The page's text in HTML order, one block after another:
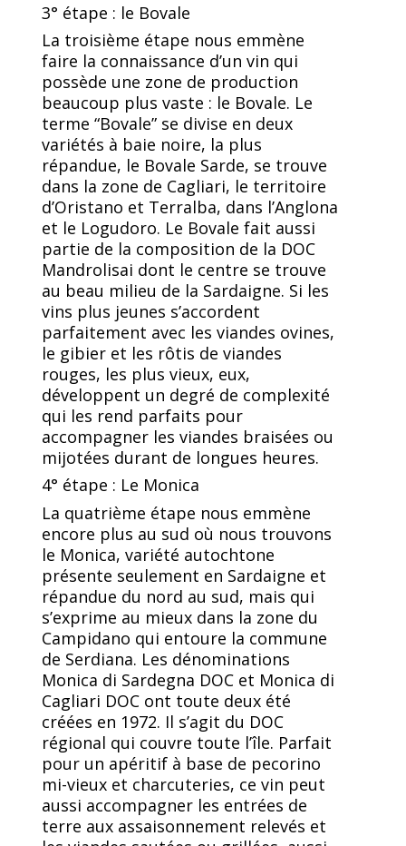
3° étape : le Bovale
La troisième étape nous emmène
faire la connaissance d’un vin qui
possède une zone de production
beaucoup plus vaste : le Bovale. Le
terme “Bovale” se divise en deux
variétés à baie noire, la plus
répandue, le Bovale Sarde, se trouve
dans la zone de Cagliari, le territoire
d’Oristano et Terralba, dans l’Anglona
et le Logudoro. Le Bovale fait aussi
partie de la composition de la DOC
Mandrolisai dont le centre se trouve
au beau milieu de la Sardaigne. Si les
vins plus jeunes s’accordent
parfaitement avec les viandes ovines,
le gibier et les rôtis de viandes
rouges, les plus vieux, eux,
développent un degré de complexité
qui les rend parfaits pour
accompagner les viandes braisées ou
mijotées durant de longues heures.
4° étape : Le Monica
La quatrième étape nous emmène
encore plus au sud où nous trouvons
le Monica, variété autochtone
présente seulement en Sardaigne et
répandue du nord au sud, mais qui
s’exprime au mieux dans la zone du
Campidano qui entoure la commune
de Serdiana. Les dénominations
Monica di Sardegna DOC et Monica di
Cagliari DOC ont toute deux été
créées en 1972. Il s’agit du DOC
régional qui couvre toute l’île. Parfait
pour un apéritif à base de pecorino
mi-vieux et charcuteries, ce vin peut
aussi accompagner les entrées de
terre aux assaisonnement relevés et